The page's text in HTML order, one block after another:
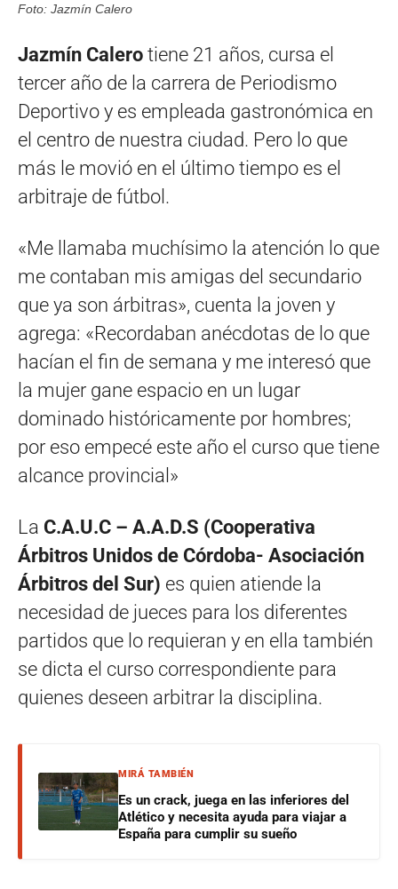
Foto: Jazmín Calero
Jazmín Calero tiene 21 años, cursa el
tercer año de la carrera de Periodismo
Deportivo y es empleada gastronómica en
el centro de nuestra ciudad. Pero lo que
más le movió en el último tiempo es el
arbitraje de fútbol.
«Me llamaba muchísimo la atención lo que
me contaban mis amigas del secundario
que ya son árbitras», cuenta la joven y
agrega: «Recordaban anécdotas de lo que
hacían el fin de semana y me interesó que
la mujer gane espacio en un lugar
dominado históricamente por hombres;
por eso empecé este año el curso que tiene
alcance provincial»
La C.A.U.C – A.A.D.S (Cooperativa
Árbitros Unidos de Córdoba- Asociación
Árbitros del Sur) es quien atiende la
necesidad de jueces para los diferentes
partidos que lo requieran y en ella también
se dicta el curso correspondiente para
quienes deseen arbitrar la disciplina.
MIRÁ TAMBIÉN
Es un crack, juega en las inferiores del
Atlético y necesita ayuda para viajar a
España para cumplir su sueño